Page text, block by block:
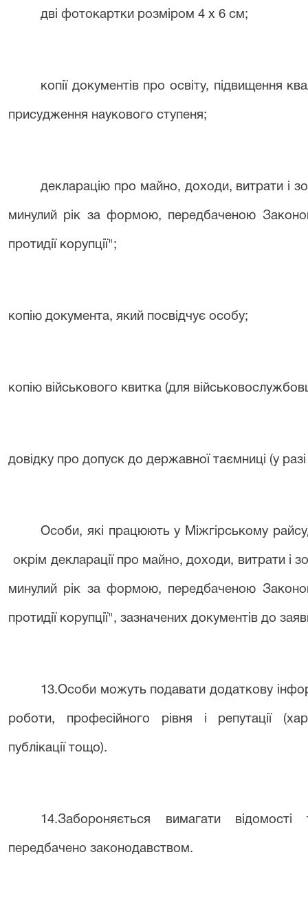
дві фотокартки розміром 4 х6 см;
копії документів про освіту, підвищення
присудження наукового ступеня;
декларацію про майно, доходи, витрати і
минулий рік за формою, передбаченою
протидії корупції";
копію документа, який посвідчує особу;
копію військового квитка (для
довідку про допуск до державної таємниці (у разі
Особи, які працюють у Міжгірському
окрім декларації про майно, доходи, витрати і
минулий рік за формою, передбаченою
протидії корупції", зазначених документів до
13.Особи можуть подавати додаткову
роботи, професійного рівня і репутації
публікації тощо).
14.Забороняється вимагати
передбачено законодавством.